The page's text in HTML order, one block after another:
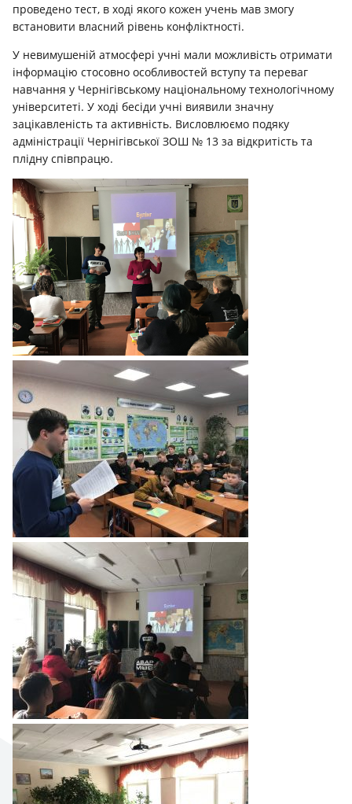
проведено тест, в ході якого кожен учень мав змогу
встановити власний рівень конфліктності.
У невимушеній атмосфері учні мали можливість отримати
інформацію стосовно особливостей вступу та переваг
навчання у Чернігівському національному технологічному
університеті. У ході бесіди учні виявили значну
зацікавленість та активність. Висловлюємо подяку
адміністрації Чернігівської ЗОШ № 13 за відкритість та
плідну співпрацю.